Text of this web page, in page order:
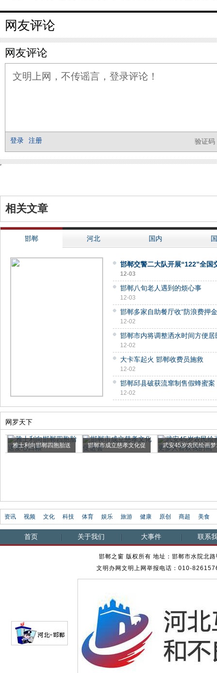
网友评论
相关文章
邯郸 河北 国内
邯郸交警二大队开展“122”全国
12-03
邯郸八旬老人遇到的烦心事
12-03
邯郸多家自助餐厅收“防浪费押
12-02
邯郸市内将调整洒水时间方便居
12-02
大卡车起火 邯郸收费员施救
12-02
邯郸邱县破获流窜制售假蜂蜜案
12-02
网罗天下
雅士利向邯郸四胞胎送 邯郸市成立慈孝文化促 武安45岁农民绘画梦
资讯 视频 文化 科技 体育 娱乐 旅游 健康 原创 商超 美食
首页 关于我们 大事件 联系
邯郸之窗 版权所有 地址：邯郸市水院北
文明办网文明上网举报电话：010-